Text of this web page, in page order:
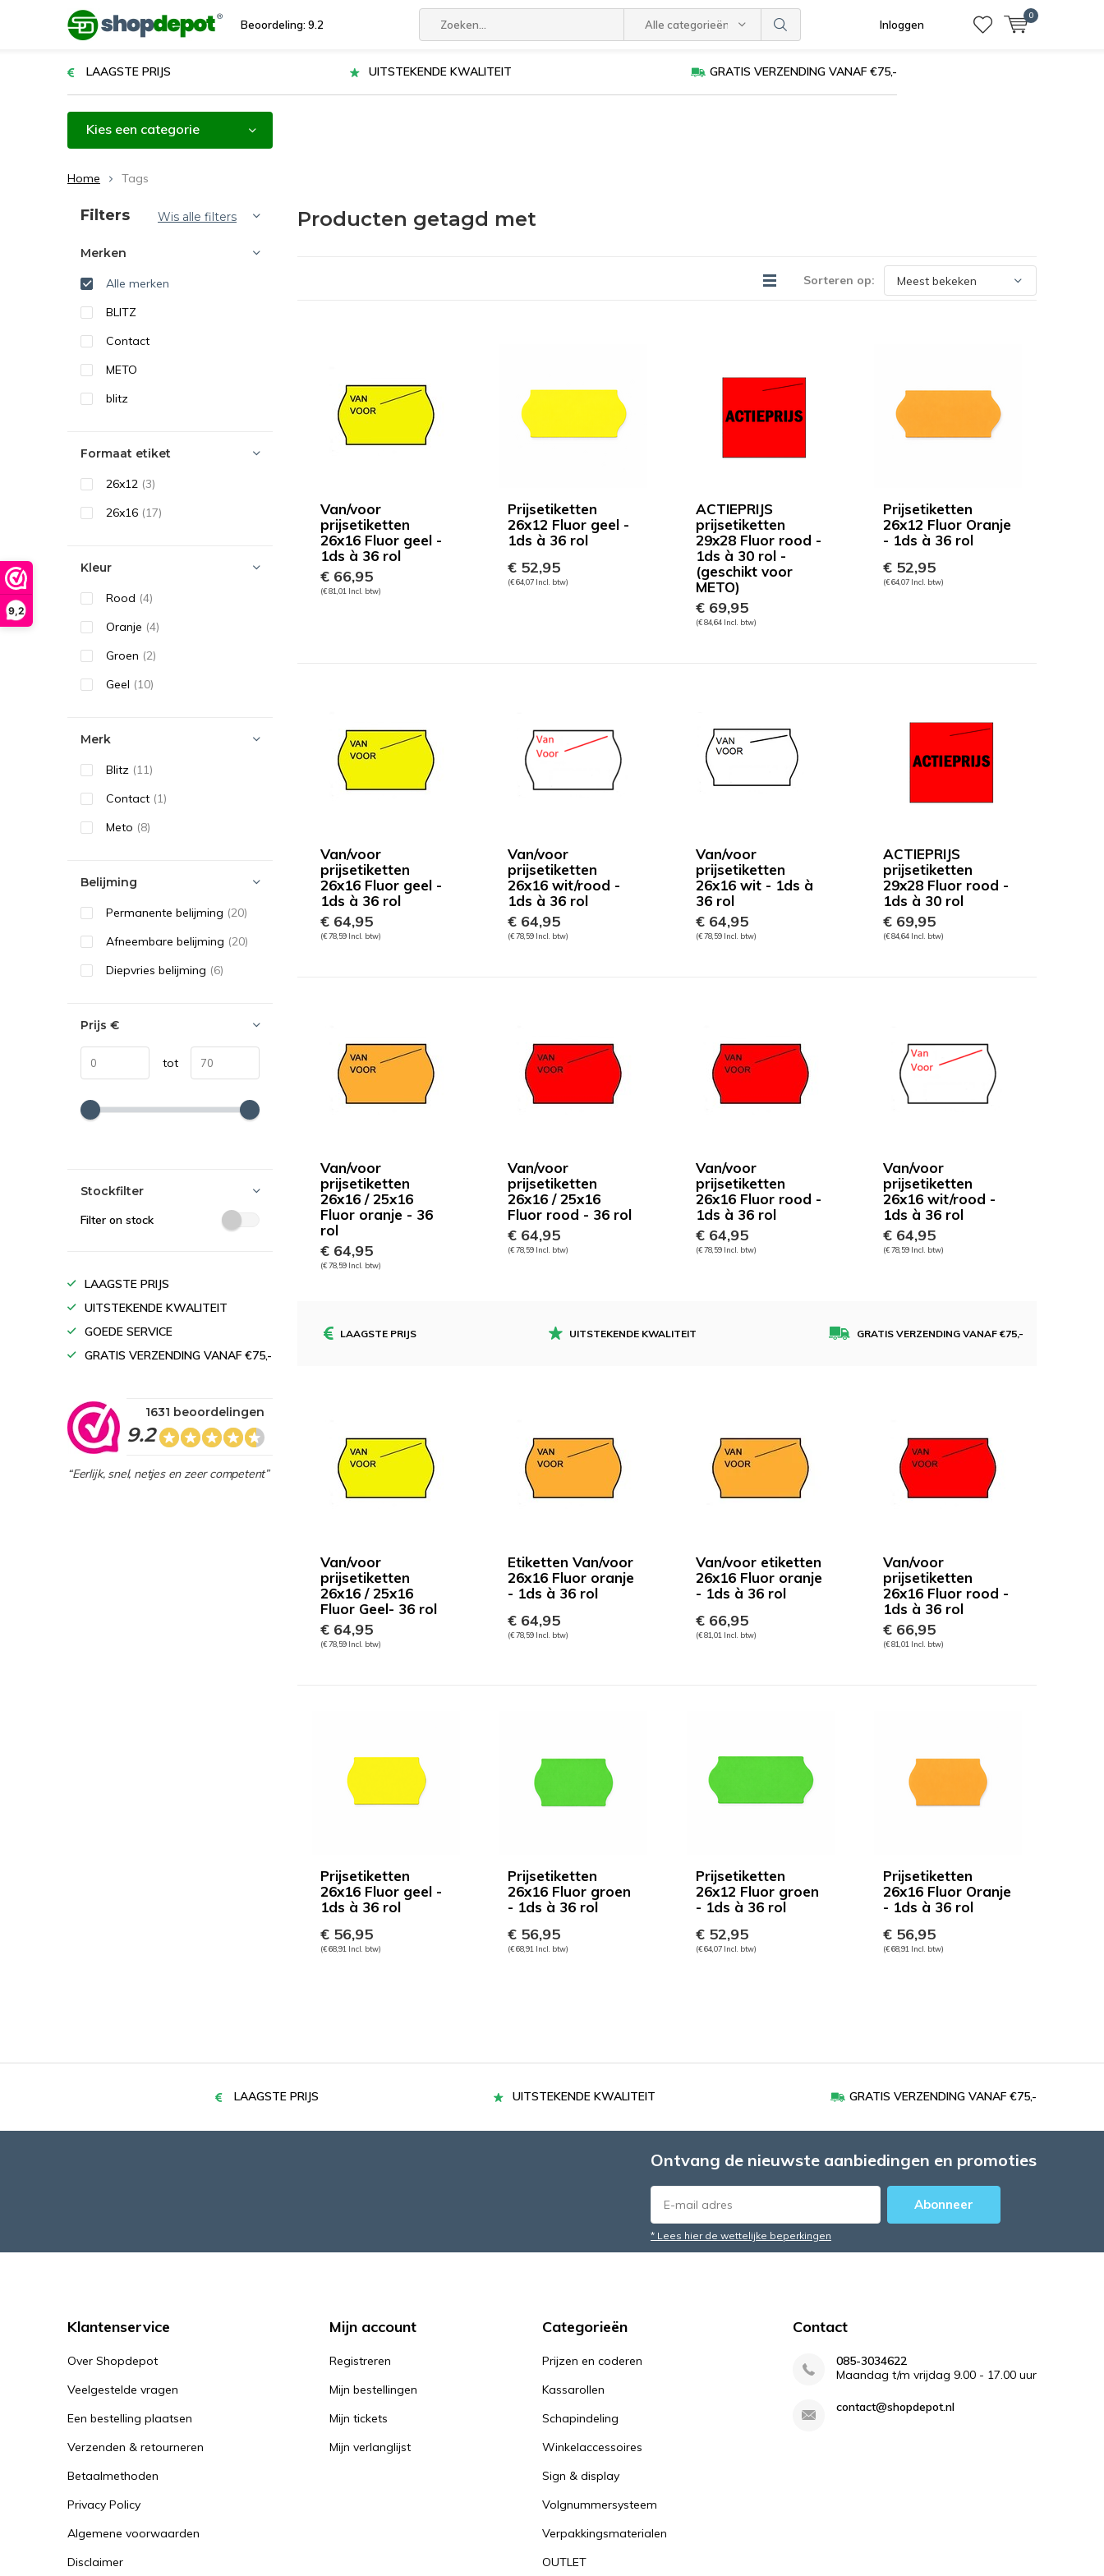
9,2
Beoordeling: 9.2 Alle categorieën Inloggen
0
LAAGSTE PRIJS UITSTEKENDE KWALITEIT GRATIS VERZENDING VANAF €75,-
Kies een categorie
Home Tags
Producten getagd met
Sorteren op:
Van/voor
prijsetiketten
26x16 Fluor geel -
1ds à 36 rol
€ 66,95
(€ 81,01 Incl. btw)
Prijsetiketten
26x12 Fluor geel -
1ds à 36 rol
€ 52,95
(€ 64,07 Incl. btw)
ACTIEPRIJS
prijsetiketten
29x28 Fluor rood -
1ds à 30 rol -
(geschikt voor
METO)
€ 69,95
(€ 84,64 Incl. btw)
Prijsetiketten
26x12 Fluor Oranje
- 1ds à 36 rol
€ 52,95
(€ 64,07 Incl. btw)
Van/voor
prijsetiketten
26x16 Fluor geel -
1ds à 36 rol
€ 64,95
(€ 78,59 Incl. btw)
Van/voor
prijsetiketten
26x16 wit/rood -
1ds à 36 rol
€ 64,95
(€ 78,59 Incl. btw)
Van/voor
prijsetiketten
26x16 wit - 1ds à
36 rol
€ 64,95
(€ 78,59 Incl. btw)
ACTIEPRIJS
prijsetiketten
29x28 Fluor rood -
1ds à 30 rol
€ 69,95
(€ 84,64 Incl. btw)
Van/voor
prijsetiketten
26x16 / 25x16
Fluor oranje - 36
rol
€ 64,95
(€ 78,59 Incl. btw)
Van/voor
prijsetiketten
26x16 / 25x16
Fluor rood - 36 rol
€ 64,95
(€ 78,59 Incl. btw)
Van/voor
prijsetiketten
26x16 Fluor rood -
1ds à 36 rol
€ 64,95
(€ 78,59 Incl. btw)
Van/voor
prijsetiketten
26x16 wit/rood -
1ds à 36 rol
€ 64,95
(€ 78,59 Incl. btw)
LAAGSTE PRIJS UITSTEKENDE KWALITEIT GRATIS VERZENDING VANAF €75,-
Van/voor
prijsetiketten
26x16 / 25x16
Fluor Geel- 36 rol
€ 64,95
(€ 78,59 Incl. btw)
Etiketten Van/voor
26x16 Fluor oranje
- 1ds à 36 rol
€ 64,95
(€ 78,59 Incl. btw)
Van/voor etiketten
26x16 Fluor oranje
- 1ds à 36 rol
€ 66,95
(€ 81,01 Incl. btw)
Van/voor
prijsetiketten
26x16 Fluor rood -
1ds à 36 rol
€ 66,95
(€ 81,01 Incl. btw)
Prijsetiketten
26x16 Fluor geel -
1ds à 36 rol
€ 56,95
(€ 68,91 Incl. btw)
Prijsetiketten
26x16 Fluor groen
- 1ds à 36 rol
€ 56,95
(€ 68,91 Incl. btw)
Prijsetiketten
26x12 Fluor groen
- 1ds à 36 rol
€ 52,95
(€ 64,07 Incl. btw)
Prijsetiketten
26x16 Fluor Oranje
- 1ds à 36 rol
€ 56,95
(€ 68,91 Incl. btw)
Sorteren op:
Filters Wis alle filters
Merken
Alle merken
BLITZ
Contact
METO
blitz
Formaat etiket
26x12 (3)
26x16 (17)
Kleur
Rood (4)
Oranje (4)
Groen (2)
Geel (10)
Merk
Blitz (11)
Contact (1)
Meto (8)
Belijming
Permanente belijming (20)
Afneembare belijming (20)
Diepvries belijming (6)
Prijs €
tot
Stockfilter
Filter on stock
LAAGSTE PRIJS
UITSTEKENDE KWALITEIT
GOEDE SERVICE
GRATIS VERZENDING VANAF €75,-
9.2
1631 beoordelingen
“Eerlijk, snel, netjes en zeer competent”
LAAGSTE PRIJS UITSTEKENDE KWALITEIT GRATIS VERZENDING VANAF €75,-
Ontvang de nieuwste aanbiedingen en promoties
Abonneer
* Lees hier de wettelijke beperkingen
Klantenservice
Over Shopdepot
Veelgestelde vragen
Een bestelling plaatsen
Verzenden & retourneren
Betaalmethoden
Privacy Policy
Algemene voorwaarden
Disclaimer
Mijn account
Registreren
Mijn bestellingen
Mijn tickets
Mijn verlanglijst
Categorieën
Prijzen en coderen
Kassarollen
Schapindeling
Winkelaccessoires
Sign & display
Volgnummersysteem
Verpakkingsmaterialen
OUTLET
Contact
085-3034622
Maandag t/m vrijdag 9.00 - 17.00 uur
contact@shopdepot.nl